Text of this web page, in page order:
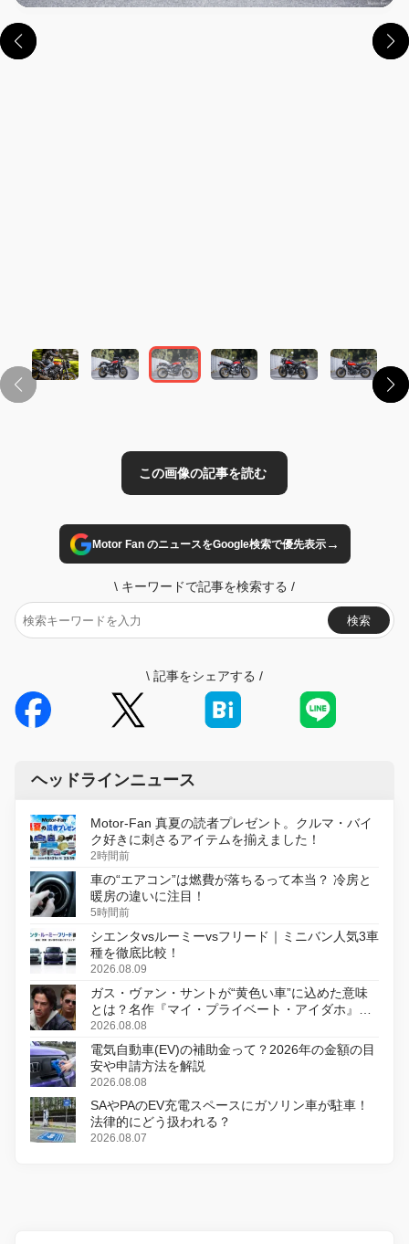
Motor Fan のニュースをGoogle検索で優先表示→
\ キーワードで記事を検索する /
検索
\ 記事をシェアする /
ヘッドラインニュース
Motor-Fan 真夏の読者プレゼント。クルマ・バイ
ク好きに刺さるアイテムを揃えました！
2時間前
車の“エアコン”は燃費が落ちるって本当？ 冷房と
暖房の違いに注目！
5時間前
シエンタvsルーミーvsフリード｜ミニバン人気3車
種を徹底比較！
2026.08.09
ガス・ヴァン・サントが“黄色い車”に込めた意味
とは？名作『マイ・プライベート・アイダホ』が
初のデジタルリマスター版で復活
2026.08.08
電気自動車(EV)の補助金って？2026年の金額の目
安や申請方法を解説
2026.08.08
SAやPAのEV充電スペースにガソリン車が駐車！
法律的にどう扱われる？
2026.08.07